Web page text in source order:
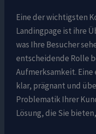
Eine der wichtigsten
Landingpage ist ihre
was Ihre Besucher
entscheidende Rolle
Aufmerksamkeit.
klar, prägnant und
Problematik Ihrer
Lösung, die Sie